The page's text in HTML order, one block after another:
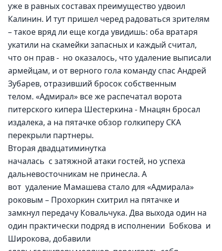
уже в равных составах преимущество удвоил
Калинин. И тут пришел черед радоваться зрителям
– такое вряд ли еще когда увидишь: оба вратаря
укатили на скамейки запасных и каждый считал,
что он прав -  но оказалось, что удаление выписали
армейцам, и от верного гола команду спас Андрей
Зубарев, отразивший бросок собственным
телом. «Адмирал» все же распечатал ворота
питерского кипера Шестеркина - Мнацян бросал
издалека, а на пятачке обзор голкиперу СКА
перекрыли партнеры.
Вторая двадцатиминутка
началась  с затяжной атаки гостей, но успеха
дальневосточникам не принесла. А
вот  удаление Мамашева стало для «Адмирала»
роковым – Прохоркин схитрил на пятачке и
замкнул передачу Ковальчука. Два выхода один на
один практически подряд в исполнении  Бобкова  и
Широкова, добавили